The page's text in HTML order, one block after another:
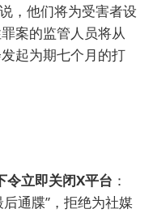
，他们将为受害者设
案的监管人员将从
起为期七个月的打
令立即关闭X平台 ：
通牒”，拒绝为社媒